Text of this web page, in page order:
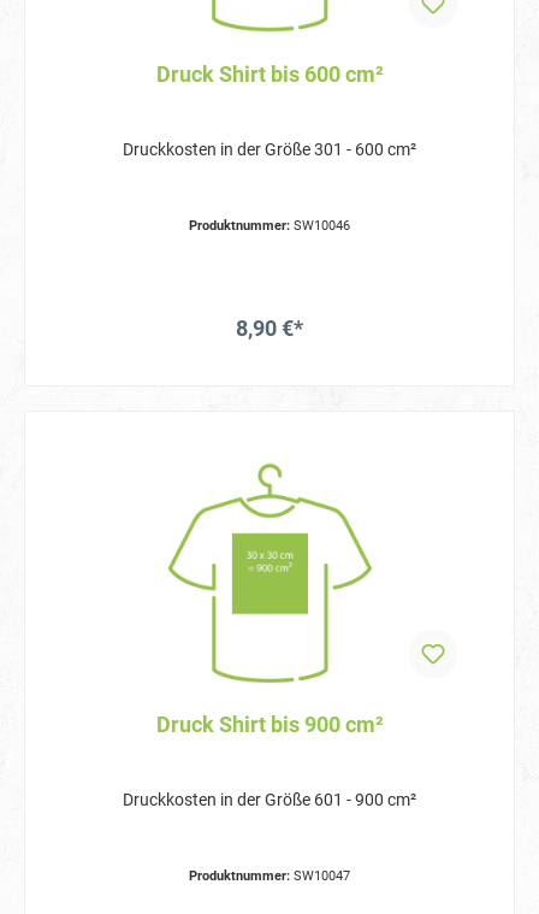
Druck Shirt bis 600 cm²
Druckkosten in der Größe 301 - 600 cm²
Produktnummer: SW10046
8,90 €*
Druck Shirt bis 900 cm²
Druckkosten in der Größe 601 - 900 cm²
Produktnummer: SW10047